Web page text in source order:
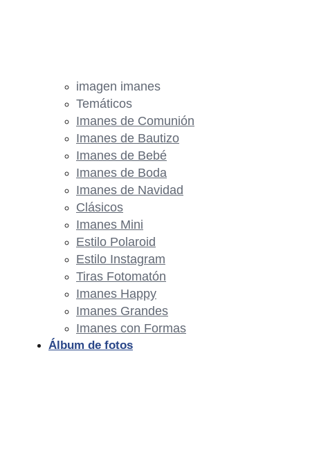
imagen imanes
Temáticos
Imanes de Comunión
Imanes de Bautizo
Imanes de Bebé
Imanes de Boda
Imanes de Navidad
Clásicos
Imanes Mini
Estilo Polaroid
Estilo Instagram
Tiras Fotomatón
Imanes Happy
Imanes Grandes
Imanes con Formas
Álbum de fotos